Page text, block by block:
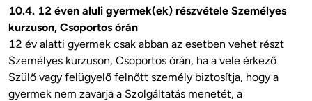
10.4. 12 éven aluli gyermek(ek) részvétele Személyes
kurzuson, Csoportos órán
12 év alatti gyermek csak abban az esetben vehet részt
Személyes kurzuson, Csoportos órán, ha a vele érkező
Szülő vagy felügyelő felnőtt személy biztosítja, hogy a
gyermek nem zavarja a Szolgáltatás menetét, a